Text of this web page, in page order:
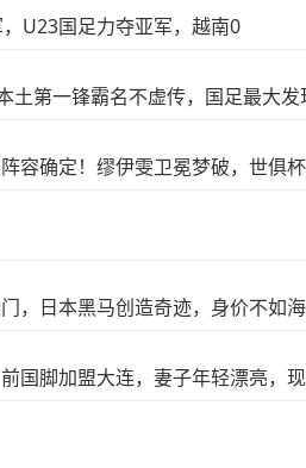
U23国足力夺亚军，越南0
土第一锋霸名不虚传，国足最大
容确定！缪伊雯卫冕梦破，世俱
，日本黑马创造奇迹，身价不如
国脚加盟大连，妻子年轻漂亮，